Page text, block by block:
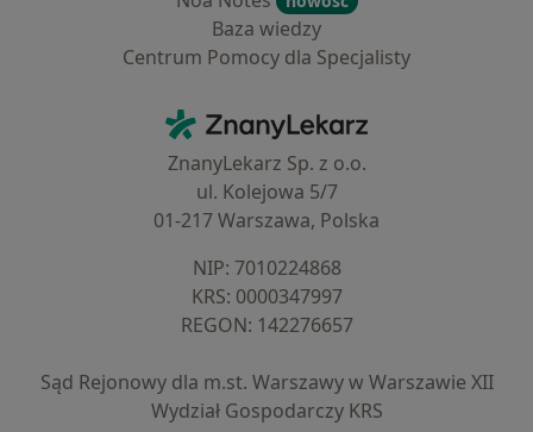
Baza wiedzy
Centrum Pomocy dla Specjalisty
ZnanyLekarz - Strona główna
ZnanyLekarz Sp. z o.o.
ul. Kolejowa 5/7
01-217 Warszawa, Polska
NIP: ⁠7010224868
KRS: ⁠0000347997
REGON: ⁠142276657
Sąd Rejonowy dla m.st. Warszawy w Warszawie XII
Wydział Gospodarczy KRS